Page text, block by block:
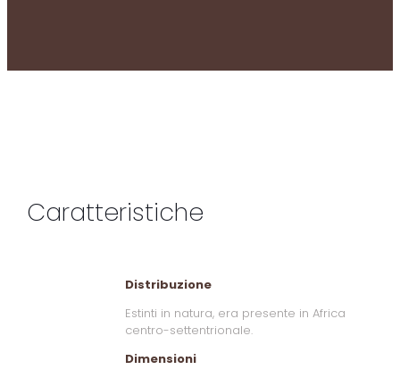
Caratteristiche
Distribuzione
Estinti in natura, era presente in Africa
centro-settentrionale.
Dimensioni